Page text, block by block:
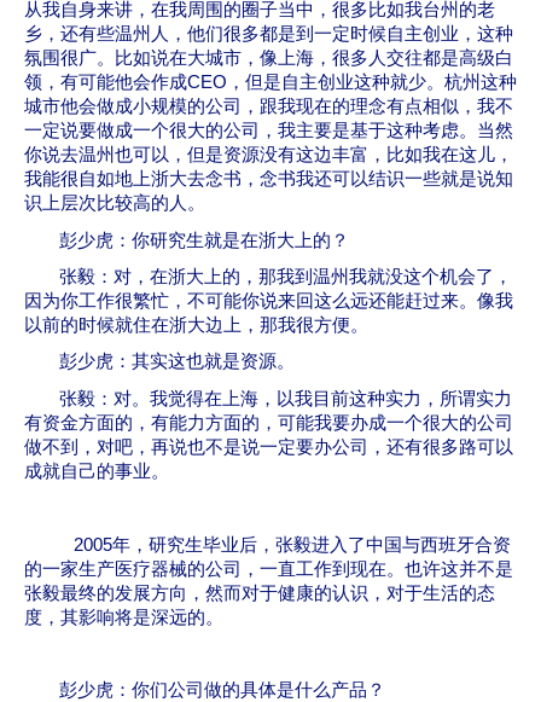
从我自身来讲，在我周围的圈子当中，很多比如我台州的老
乡，还有些温州人，他们很多都是到一定时候自主创业，这种
氛围很广。比如说在大城市，像上海，很多人交往都是高级白
领，有可能他会作成CEO ，但是自主创业这种就少。杭州这种
城市他会做成小规模的公司，跟我现在的理念有点相似，我不
一定说要做成一个很大的公司，我主要是基于这种考虑。当然
你说去温州也可以，但是资源没有这边丰富，比如我在这儿，
我能很自如地上浙大去念书，念书我还可以结识一些就是说知
识上层次比较高的人。
彭少虎：你研究生就是在浙大上的？
张毅：对，在浙大上的，那我到温州我就没这个机会了，
因为你工作很繁忙，不可能你说来回这么远还能赶过来。像我
以前的时候就住在浙大边上，那我很方便。
彭少虎：其实这也就是资源。
张毅：对。我觉得在上海，以我目前这种实力，所谓实力
有资金方面的，有能力方面的，可能我要办成一个很大的公司
做不到，对吧，再说也不是说一定要办公司，还有很多路可以
成就自己的事业。
2005年，研究生毕业后，张毅进入了中国与西班牙合资
的一家生产医疗器械的公司，一直工作到现在。也许这并不是
张毅最终的发展方向，然而对于健康的认识，对于生活的态
度，其影响将是深远的。
彭少虎：你们公司做的具体是什么产品？